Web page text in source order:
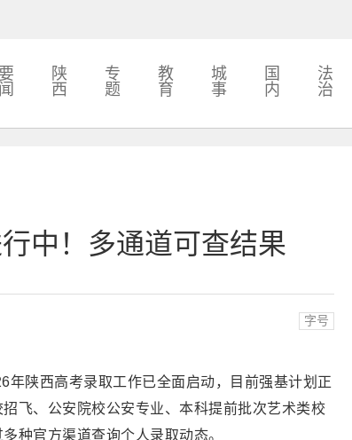
要
闻
陕
西
专
题
教
育
城
事
国
内
法
治
中！多通道可查结果
字号
陕西高考录取工作已全面启动，目前强基计划正
飞、公安院校公安专业、本科提前批次艺术类校
种官方渠道查询个人录取动态。